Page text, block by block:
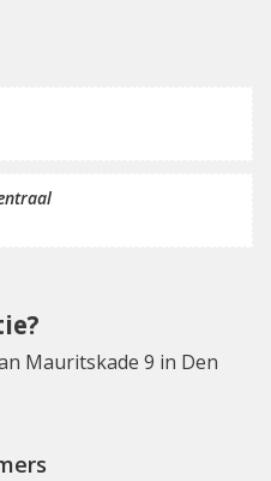
Schoonmaak
Mauritskade 9 in Den